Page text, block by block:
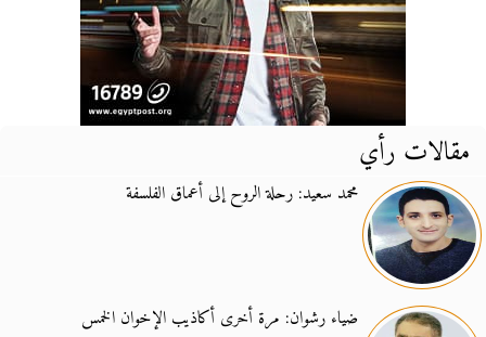
مقالات رأي
محمد سعيد: رحلة الروح إلى أعماق الفلسفة
ضياء رشوان: مرة أخرى أكاذيب الإخوان الخمس